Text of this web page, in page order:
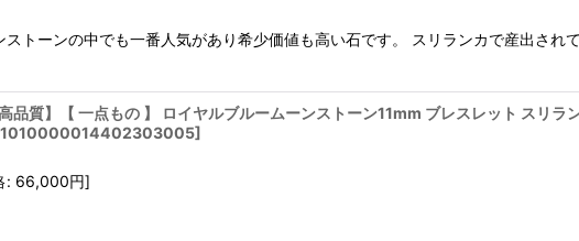
トーンの中でも一番人気があり希少価値も高い石です。 スリランカで産出さ
品質】【 一点もの 】 ロイヤルブルームーンストーン11mm ブレスレット スリ
]
: 66,000円]